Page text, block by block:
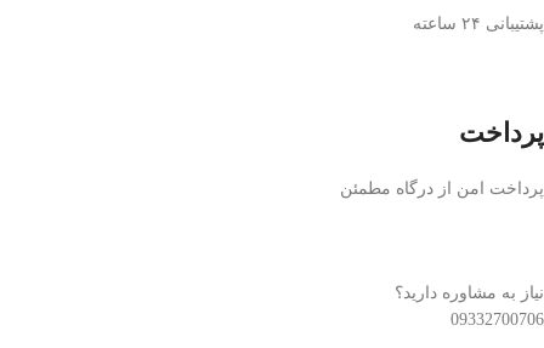
پشتیبانی ۲۴ ساعته
پرداخت
پرداخت امن از درگاه مطمئن
نیاز به مشاوره دارید؟
09332700706